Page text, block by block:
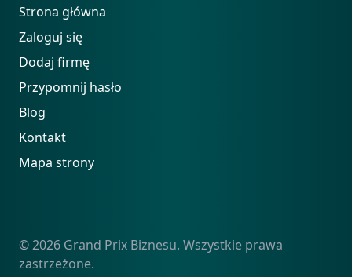
Strona główna
Zaloguj się
Dodaj firmę
Przypomnij hasło
Blog
Kontakt
Mapa strony
© 2026 Grand Prix Biznesu. Wszystkie prawa
zastrzeżone.